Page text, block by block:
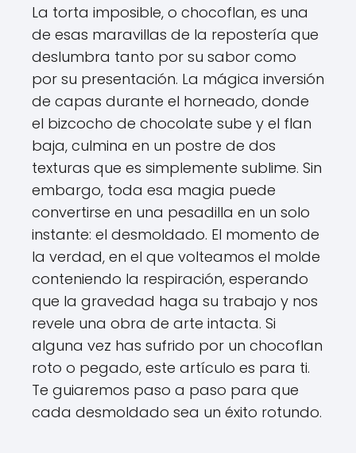
La torta imposible, o chocoflan, es una
de esas maravillas de la repostería que
deslumbra tanto por su sabor como
por su presentación. La mágica inversión
de capas durante el horneado, donde
el bizcocho de chocolate sube y el flan
baja, culmina en un postre de dos
texturas que es simplemente sublime. Sin
embargo, toda esa magia puede
convertirse en una pesadilla en un solo
instante: el desmoldado. El momento de
la verdad, en el que volteamos el molde
conteniendo la respiración, esperando
que la gravedad haga su trabajo y nos
revele una obra de arte intacta. Si
alguna vez has sufrido por un chocoflan
roto o pegado, este artículo es para ti.
Te guiaremos paso a paso para que
cada desmoldado sea un éxito rotundo.